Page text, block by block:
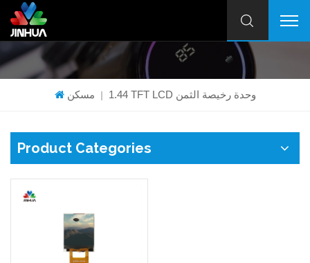
مسكن | 1.44 TFT LCD وحدة رخيصة الثمن
Product Categories